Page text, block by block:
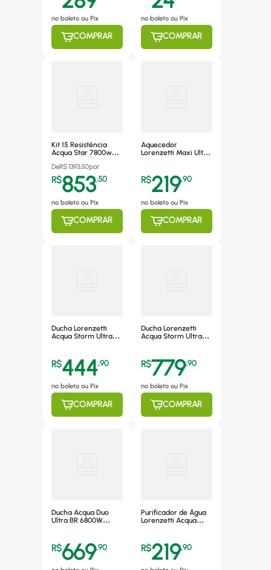
no boleto ou Pix
COMPRAR
no boleto ou Pix
COMPRAR
Kit 15 Resistência
Acqua Star 7800w
DeR$1393,50por
R$853,50
no boleto ou Pix
COMPRAR
Aquecedor
Lorenzetti Maxi Ultra
R$219,90
no boleto ou Pix
COMPRAR
Ducha Lorenzetti
Acqua Storm Ultra
R$444,90
no boleto ou Pix
COMPRAR
Ducha Lorenzetti
Acqua Storm Ultra
R$779,90
no boleto ou Pix
COMPRAR
Ducha Acqua Duo
Ultra BR 6800W
R$669,90
Purificador de Água
Lorenzetti Acqua
Cromado
R$219,90